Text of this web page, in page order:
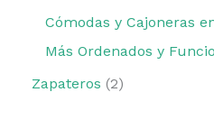
Cómodas y Cajoneras
Más Ordenados y
Zapateros 2